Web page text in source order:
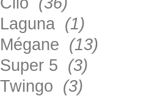
Laguna (1)
Mégane (13)
Super 5 (3)
Twingo (3)